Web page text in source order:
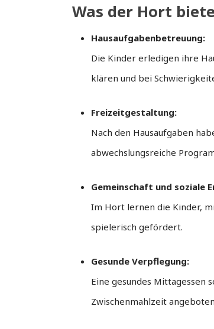
Was der Hort
Hausaufgabenbetreuung:
Die Kinder erledigen ihre
klären und bei
Freizeitgestaltung:
Nach den Hausaufgaben
abwechslungsreiche
Gemeinschaft und soziale
Im Hort lernen die Kinder,
spielerisch gefördert.
Gesunde Verpflegung:
Eine gesundes Mittagessen
Zwischenmahlzeit